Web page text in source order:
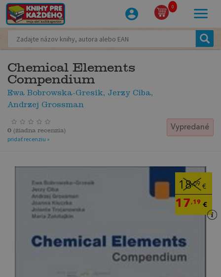
0
Chemical Elements
Compendium
Ewa Bobrowska-Gresik, Jerzy Ciba,
Andrzej Grossman
Vypredané
0 (žiadna recenzia)
pridať recenziu »
18,09 €
17,19 €